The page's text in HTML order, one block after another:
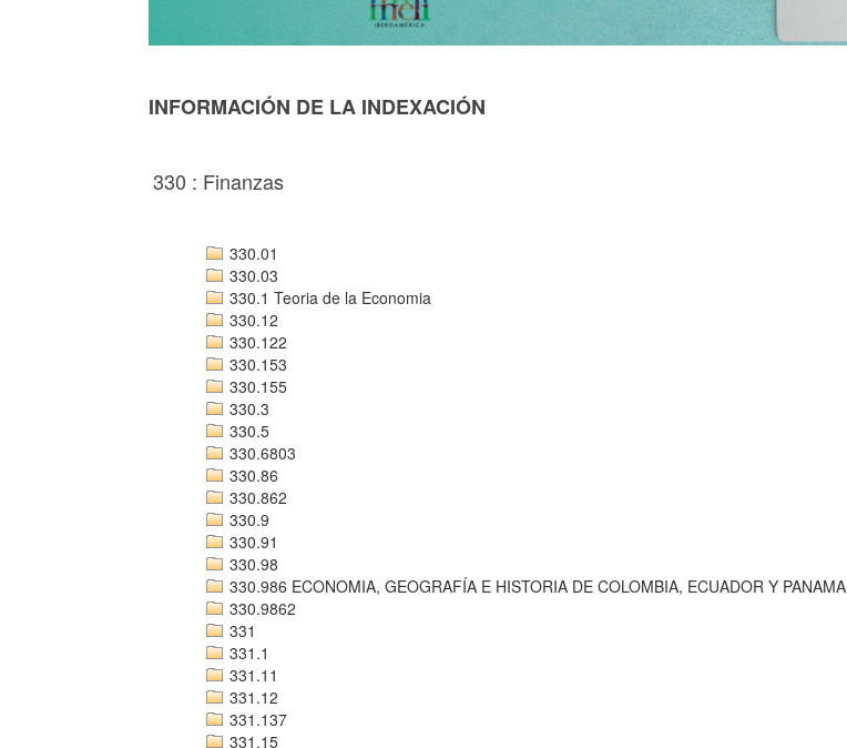
INFORMACIÓN DE LA INDEXACIÓN
330 : Finanzas
330.01
330.03
330.1 Teoria de la Economia
330.12
330.122
330.153
330.155
330.3
330.5
330.6803
330.86
330.862
330.9
330.91
330.98
330.986 ECONOMIA, GEOGRAFÍA E HISTORIA DE COLOMBIA, ECUADOR Y PANAMA
330.9862
331
331.1
331.11
331.12
331.137
331.15